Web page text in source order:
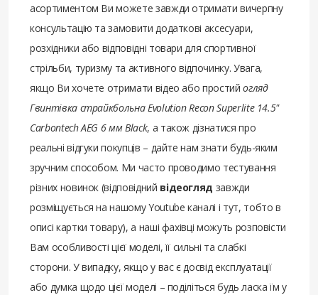
асортиментом Ви можете завжди отримати вичерпну
консультацію та замовити додаткові аксесуари,
розхідники або відповідні товари для спортивної
стрільби, туризму та активного відпочинку. Увага,
якщо Ви хочете отримати відео або простийогляд
Гвинтівка страйкбольна Evolution Recon Superlite 14.5"
Carbontech AEG 6 мм Black, а також дізнатися про
реальні відгуки покупців – дайте нам знати будь-яким
зручним способом. Ми часто проводимо тестування
різних новинок (відповідний відеогляд завжди
розміщується на нашому Youtube каналі і тут, тобто в
описі картки товару), а наші фахівці можуть розповісти
Вам особливості цієї моделі, її сильні та слабкі
сторони. У випадку, якщо у вас є досвід експлуатації
або думка щодо цієї моделі – поділіться будь ласка їм у